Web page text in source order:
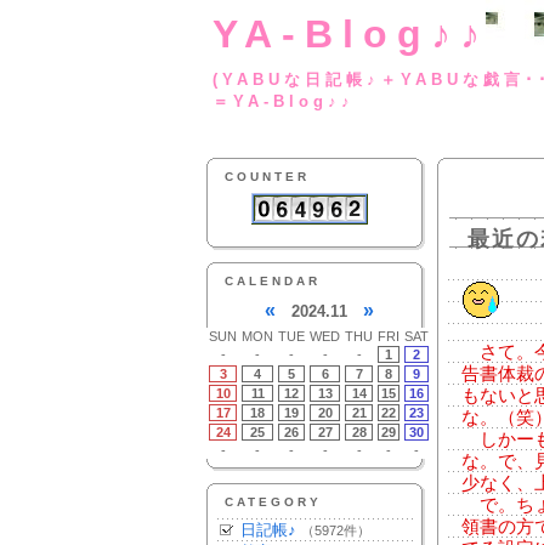
YA-Blog♪♪
(YABUな日記帳♪
＝YA-Blog♪♪
COUNTER
CALENDAR
« 2024.11 »
SUN MON TUE WED THU FRI SAT
-
- - - - 1
2
3
4 5 6 7 8
9
10
11 12 13 14 15
16
17
18 19 20 21 22
23
24
25 26 27 28 29
30
-
- - - - - -
CATEGORY
日記帳♪ （5972件）
最近
さて。
告書体裁
もないと
な。（笑
しかー
な。で、
少なく、
で。ち
領書の方